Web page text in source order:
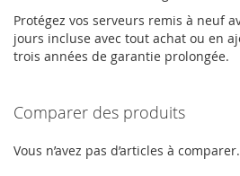
Protégez vos serveurs remis à neuf
jours incluse avec tout achat ou en
trois années de garantie prolongée.
Comparer des produits
Vous n’avez pas d’articles à comparer.